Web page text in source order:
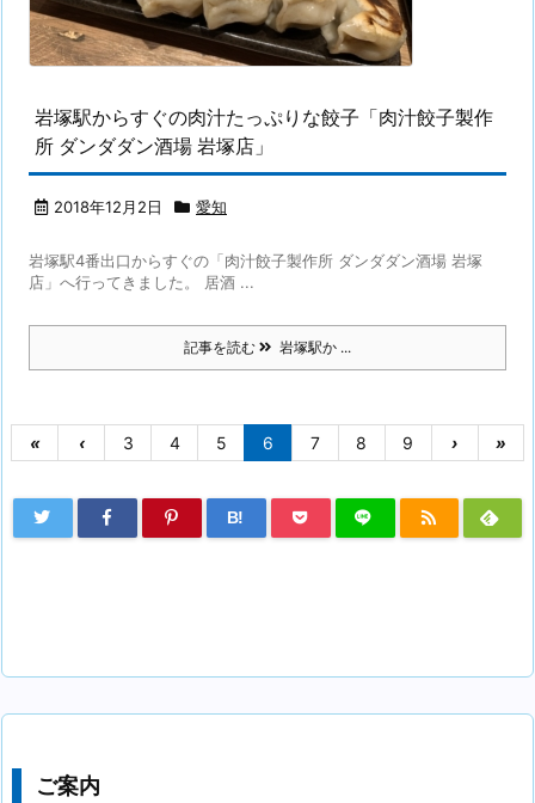
岩塚駅からすぐの肉汁たっぷりな餃子「肉汁餃子製作
所 ダンダダン酒場 岩塚店」
2018年12月2日 愛知
岩塚駅4番出口からすぐの「肉汁餃子製作所 ダンダダン酒場 岩塚
店」へ行ってきました。 居酒 ...
記事を読む 岩塚駅か ...
« ‹ 3 4 5 6 7 8 9 › »
B!
ご案内